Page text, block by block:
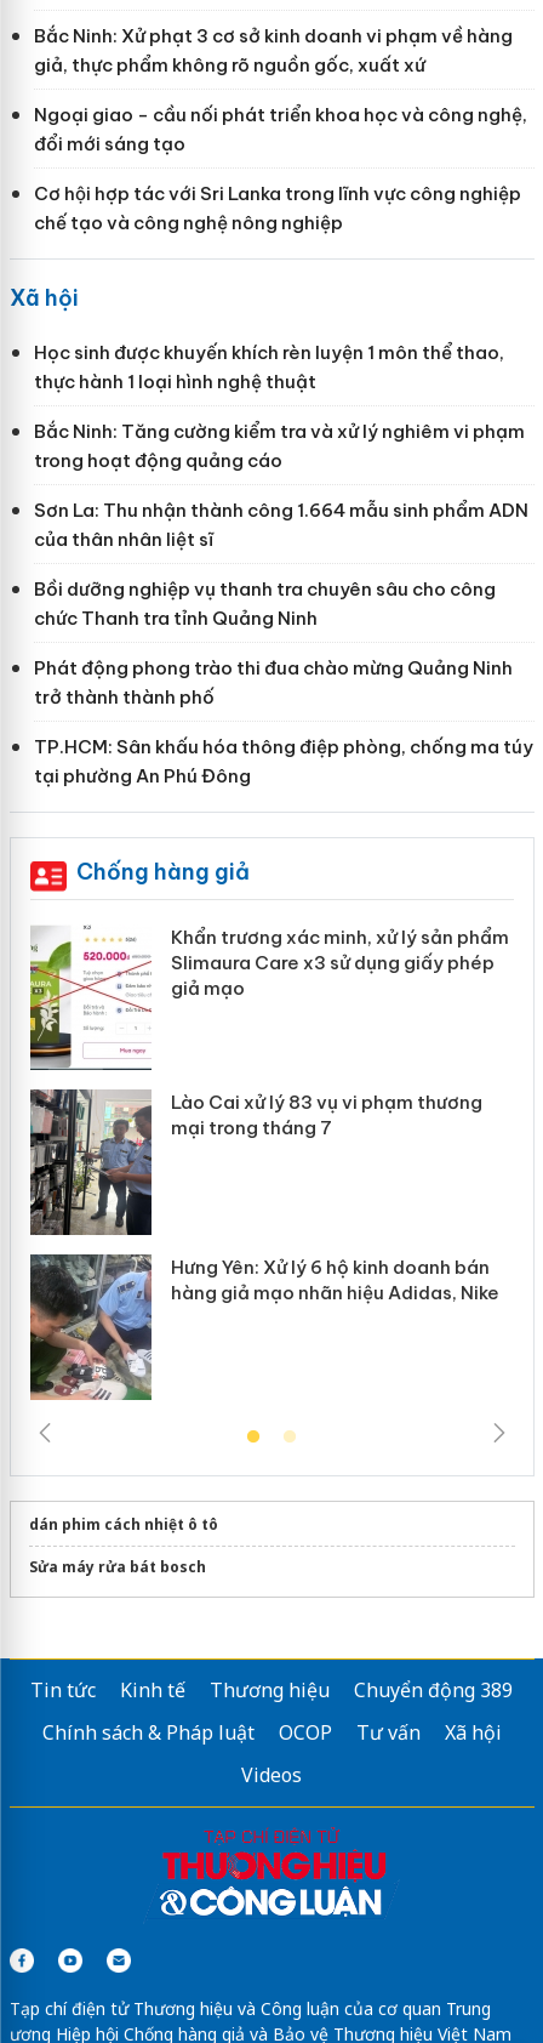
Bắc Ninh: Xử phạt 3 cơ sở kinh doanh vi phạm về hàng
giả, thực phẩm không rõ nguồn gốc, xuất xứ
Ngoại giao - cầu nối phát triển khoa học và công nghệ,
đổi mới sáng tạo
Cơ hội hợp tác với Sri Lanka trong lĩnh vực công nghiệp
chế tạo và công nghệ nông nghiệp
Xã hội
Học sinh được khuyến khích rèn luyện 1 môn thể thao,
thực hành 1 loại hình nghệ thuật
Bắc Ninh: Tăng cường kiểm tra và xử lý nghiêm vi phạm
trong hoạt động quảng cáo
Sơn La: Thu nhận thành công 1.664 mẫu sinh phẩm ADN
của thân nhân liệt sĩ
Bồi dưỡng nghiệp vụ thanh tra chuyên sâu cho công
chức Thanh tra tỉnh Quảng Ninh
Phát động phong trào thi đua chào mừng Quảng Ninh
trở thành thành phố
TP.HCM: Sân khấu hóa thông điệp phòng, chống ma túy
tại phường An Phú Đông
Chống hàng giả
Khẩn trương xác minh, xử lý sản phẩm
Slimaura Care x3 sử dụng giấy phép
giả mạo
Lào Cai xử lý 83 vụ vi phạm thương
mại trong tháng 7
Hưng Yên: Xử lý 6 hộ kinh doanh bán
hàng giả mạo nhãn hiệu Adidas, Nike
dán phim cách nhiệt ô tô
Sửa máy rửa bát bosch
Tin tức Kinh tế Thương hiệu
Chuyển động 389
Chính sách & Pháp luật
OCOP Tư vấn
Xã hội
Videos
Tạp chí điện tử Thương hiệu và Công luận của cơ quan Trung
ương Hiệp hội Chống hàng giả và Bảo vệ Thương hiệu Việt Nam